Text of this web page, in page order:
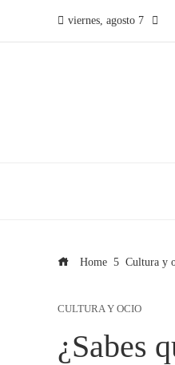
viernes, agosto 7
Home Cultura y
CULTURA Y OCIO
¿Sabes